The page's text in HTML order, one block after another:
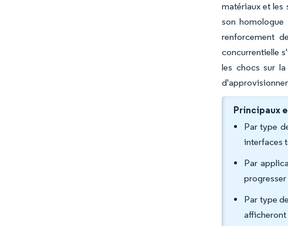
matériaux et les
son homologue
renforcement
concurrentielle
les chocs sur
Principaux
Par type
interfaces
Par
progresser
Par type
afficheront